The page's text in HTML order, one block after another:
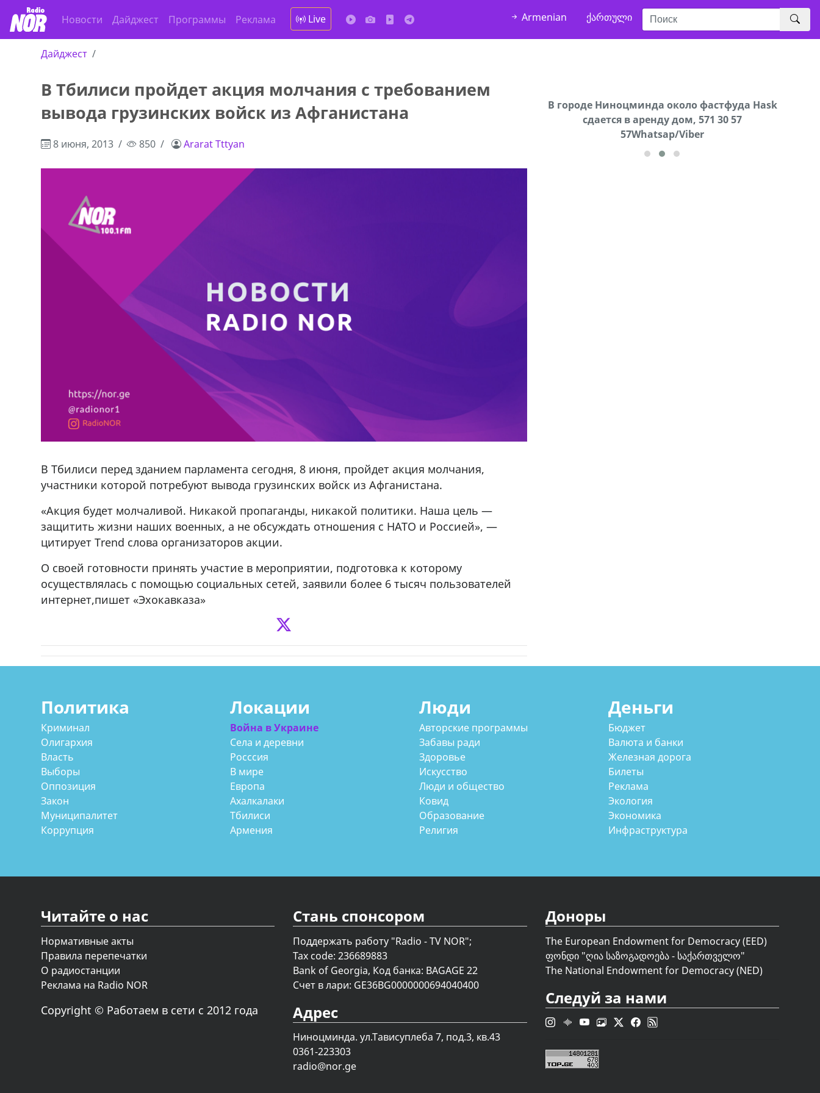
Новости Дайджест Программы Реклама Live Armenian ქართული
Дайджест
В Тбилиси пройдет акция молчания с требованием
вывода грузинских войск из Афганистана
8 июня, 2013 850 Ararat Tttyan
В Тбилиси перед зданием парламента сегодня, 8 июня, пройдет акция молчания,
участники которой потребуют вывода грузинских войск из Афганистана.
«Акция будет молчаливой. Никакой пропаганды, никакой политики. Наша цель —
защитить жизни наших военных, а не обсуждать отношения с НАТО и Россией», —
цитирует Trend слова организаторов акции.
О своей готовности принять участие в мероприятии, подготовка к которому
осуществлялась с помощью социальных сетей, заявили более 6 тысяч пользователей
интернет,пишет «Эхокавказа»
Продается соль оптом и в розницу в
мешках, 500 22 47 42
В городе Ниноцминда около фастфуда Hask
cдается в аренду дом, 571 30 57
57Whatsap/Viber
Продается машина марки Prado,571 30 57
57Whatsap/Viber
Политика
Криминал
Олигархия
Власть
Выборы
Оппозиция
Закон
Муниципалитет
Коррупция
Локации
Война в Украине
Села и деревни
Росссия
В мире
Европа
Ахалкалаки
Тбилиси
Армения
Люди
Авторские программы
Забавы ради
Здоровье
Искусство
Люди и общество
Ковид
Образование
Религия
Деньги
Бюджет
Валюта и банки
Железная дорога
Билеты
Реклама
Экология
Экономика
Инфраструктура
Читайте о нас
Нормативные акты
Правила перепечатки
О радиостанции
Реклама на Radio NOR
Copyright © Работаем в сети с 2012 года
Стань спонсором
Поддержать работу "Radio - TV NOR";
Tax code: 236689883
Bank of Georgia, Код банка: BAGAGE 22
Счет в лари: GE36BG0000000694040400
Адрес
Ниноцминда. ул.Тависуплеба 7, под.3, кв.43
0361-223303
radio@nor.ge
Доноры
The European Endowment for Democracy (EED)
ფონდი "ღია საზოგადოება - საქართველო"
The National Endowment for Democracy (NED)
Следуй за нами